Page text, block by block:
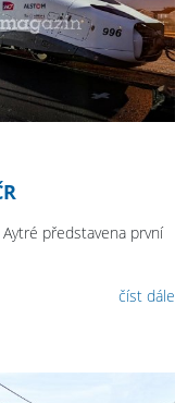
představena první
číst dále